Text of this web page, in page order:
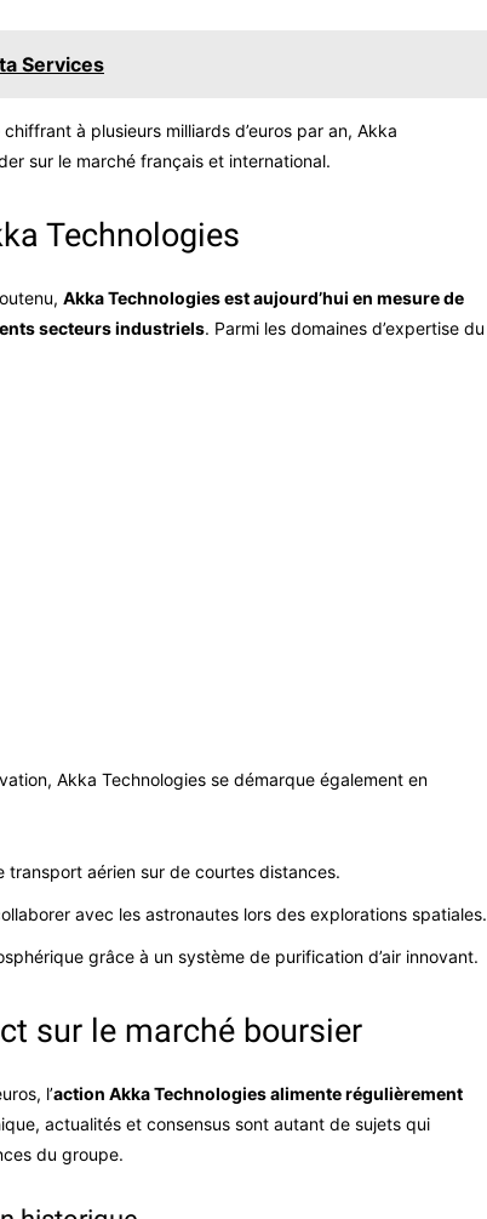
Services
à plusieurs milliards d’euros par an, Akka
sur le marché français et international.
Technologies
Akka Technologies est aujourd’hui en mesure de
secteurs industriels. Parmi les domaines d’expertise du
Akka Technologies se démarque également en
transport aérien sur de courtes distances.
avec les astronautes lors des explorations spatiales.
grâce à un système de purification d’air innovant.
sur le marché boursier
l’action Akka Technologies alimente régulièrement
actualités et consensus sont autant de sujets qui
du groupe.